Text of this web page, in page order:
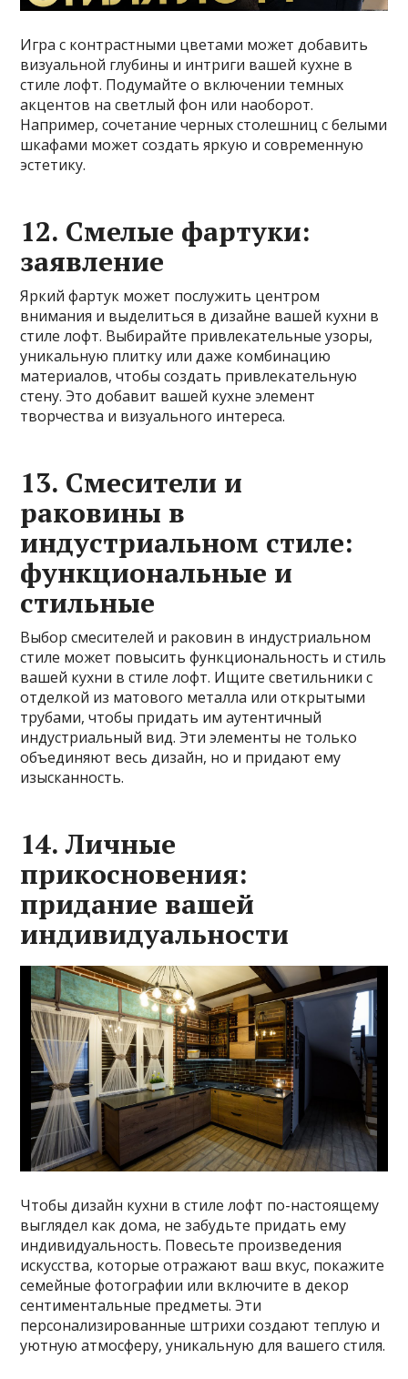
Игра с контрастными цветами может добавить
визуальной глубины и интриги вашей кухне в
стиле лофт. Подумайте о включении темных
акцентов на светлый фон или наоборот.
Например, сочетание черных столешниц с белыми
шкафами может создать яркую и современную
эстетику.
12. Смелые фартуки:
заявление
Яркий фартук может послужить центром
внимания и выделиться в дизайне вашей кухни в
стиле лофт. Выбирайте привлекательные узоры,
уникальную плитку или даже комбинацию
материалов, чтобы создать привлекательную
стену. Это добавит вашей кухне элемент
творчества и визуального интереса.
13. Смесители и
раковины в
индустриальном стиле:
функциональные и
стильные
Выбор смесителей и раковин в индустриальном
стиле может повысить функциональность и стиль
вашей кухни в стиле лофт. Ищите светильники с
отделкой из матового металла или открытыми
трубами, чтобы придать им аутентичный
индустриальный вид. Эти элементы не только
объединяют весь дизайн, но и придают ему
изысканность.
14. Личные
прикосновения:
придание вашей
индивидуальности
Чтобы дизайн кухни в стиле лофт по-настоящему
выглядел как дома, не забудьте придать ему
индивидуальность. Повесьте произведения
искусства, которые отражают ваш вкус, покажите
семейные фотографии или включите в декор
сентиментальные предметы. Эти
персонализированные штрихи создают теплую и
уютную атмосферу, уникальную для вашего стиля.